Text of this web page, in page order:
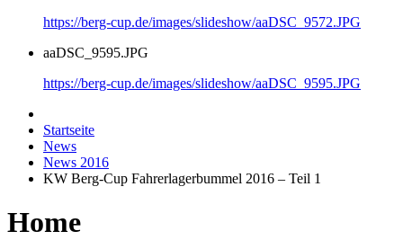
https://berg-cup.de/images/slideshow/aaDSC_9572.JPG
aaDSC_9595.JPG
https://berg-cup.de/images/slideshow/aaDSC_9595.JPG
Startseite
News
News 2016
KW Berg-Cup Fahrerlagerbummel 2016 – Teil 1
Home